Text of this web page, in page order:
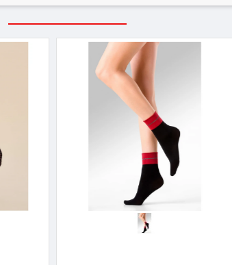
ΣΧΕΤΙΚΑ ΠΡΟΪΟΝΤΑ ΕΙΔΑΤΕ